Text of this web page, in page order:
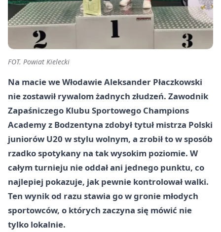
FOT. Powiat Kielecki
Na macie we Włodawie Aleksander Płaczkowski
nie zostawił rywalom żadnych złudzeń. Zawodnik
Zapaśniczego Klubu Sportowego Champions
Academy z Bodzentyna zdobył tytuł mistrza Polski
juniorów U20 w stylu wolnym, a zrobił to w sposób
rzadko spotykany na tak wysokim poziomie. W
całym turnieju nie oddał ani jednego punktu, co
najlepiej pokazuje, jak pewnie kontrolował walki.
Ten wynik od razu stawia go w gronie młodych
sportowców, o których zaczyna się mówić nie
tylko lokalnie.